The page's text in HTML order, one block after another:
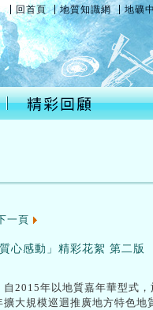
回首頁 地質知識網 地礦
下一頁
心感動」精彩花絮 第二版
2015年以地質嘉年華型式，
大規模巡迴推廣地方特色地